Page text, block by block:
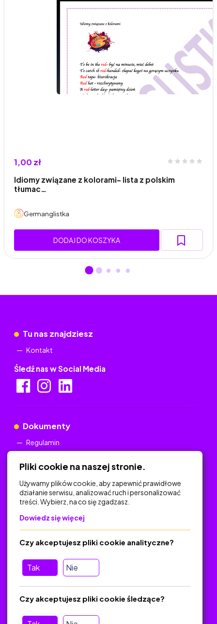
1,00 zł
Idiomy związane z kolorami- lista z polskim
tłumac…
Germanglistka
DODAJ DO KOSZYKA
Tu nas znajdziesz
Kontakt
Śledź nas w Social Media
Dokumenty
Regulamin
Na skróty
Polityka Prywatności
Regulamin
O platformie
Baza materiałów dydaktycznych
Jak zostać autorem
FAQ
Pliki cookie na naszej stronie.
Używamy plików cookie, aby zapewnić prawidłowe
działanie serwisu, analizować ruch i personalizować
treści. Wybierz, na co się zgadzasz.
Dowiedz się więcej
Tak Nie
Czy akceptujesz pliki cookie analityczne?
Czy akceptujesz pliki cookie śledzące?